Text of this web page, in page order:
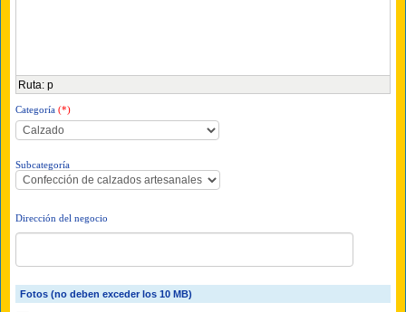
Ruta: p
Categoría (*)
Subcategoría
Dirección del negocio
Fotos (no deben exceder los 10 MB)